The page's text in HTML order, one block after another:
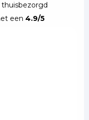
thuisbezorgd
een 4.9/5